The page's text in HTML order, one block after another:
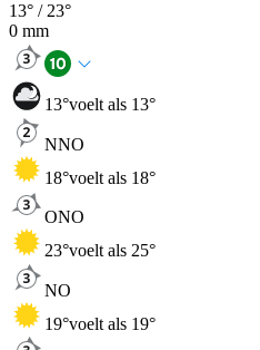
13° / 23°
0 mm
13°voelt als 13°
NNO
18°voelt als 18°
ONO
23°voelt als 25°
NO
19°voelt als 19°